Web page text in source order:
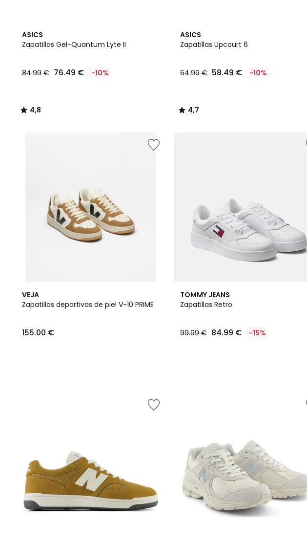
ASICS
Zapatillas Gel-Quantum Lyte II
84.99 € 76.49 € -10%
4,8
/ 5
4,8
/
ASICS
Zapatillas Upcourt 6
64.99 € 58.49 € -10%
4,7
/ 5
4,7
/
VEJA
Zapatillas deportivas de piel V-10 PRIME
155.00 €
TOMMY JEANS
Zapatillas Retro
99.99 € 84.99 € -15%